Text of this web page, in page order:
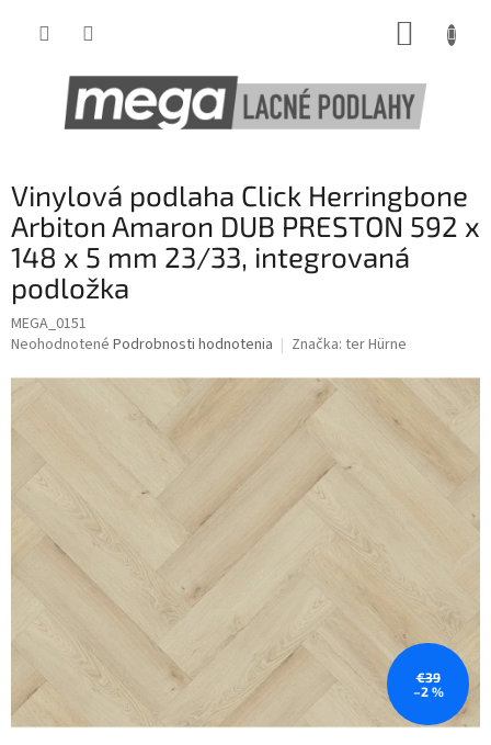
Vinylová podlaha Click Herringbone
Arbiton Amaron DUB PRESTON 592 x
148 x 5 mm 23/33, integrovaná
podložka
MEGA_0151
Priemerné
produktu
0,0
hviezdičiek.
Neohodnotené Podrobnosti hodnotenia Značka: ter Hürne
€39
–2 %